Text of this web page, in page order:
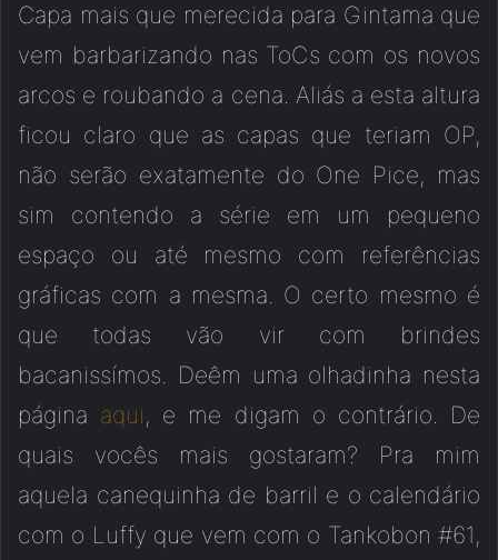
Capa mais que merecida para Gintama que
vem barbarizando nas ToCs com os novos
arcos e roubando a cena. Aliás a esta altura
ficou claro que as capas que teriam OP,
não serão exatamente do One Pice, mas
sim contendo a série em um pequeno
espaço ou até mesmo com referências
gráficas com a mesma. O certo mesmo é
que todas vão vir com brindes
bacanissímos. Deêm uma olhadinha nesta
página aqui, e me digam o contrário. De
quais vocês mais gostaram? Pra mim
aquela canequinha de barril e o calendário
com o Luffy que vem com o Tankobon #61,